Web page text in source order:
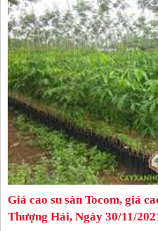
Giá cao su sàn Tocom, giá
Thượng Hải, Ngày 30/11/